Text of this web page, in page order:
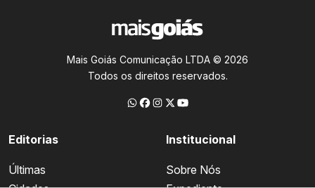
Mais Goiás Comunicação LTDA © 2026
Todos os direitos reservados.
Editorias
Últimas
Institucional
Sobre Nós